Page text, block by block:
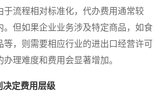
于流程相对标准化，代办费用通常较
。但如果企业业务涉及特定商品，如食
，则需要相应行业的进出口经营许可
理难度和费用会显著增加。
决定费用层级